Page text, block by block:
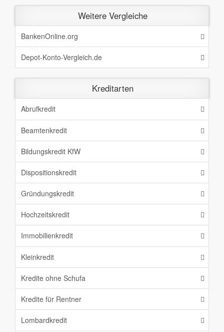
Weitere Vergleiche
BankenOnline.org
Depot-Konto-Vergleich.de
Kreditarten
Abrufkredit
Beamtenkredit
Bildungskredit KfW
Dispositionskredit
Gründungskredit
Hochzeitskredit
Immobilienkredit
Kleinkredit
Kredite ohne Schufa
Kredite für Rentner
Lombardkredit